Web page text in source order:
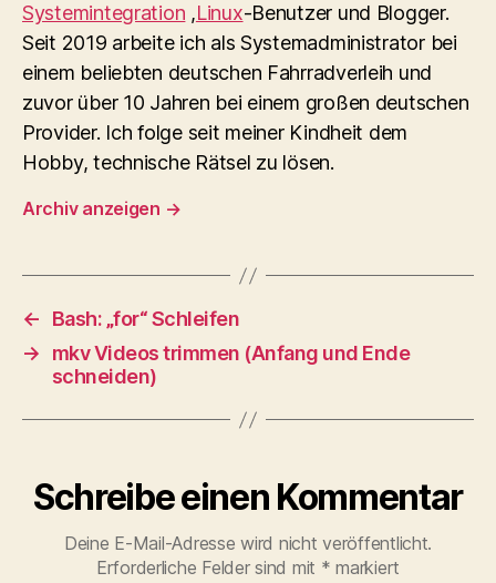
Systemintegration ,Linux-Benutzer und Blogger.
Seit 2019 arbeite ich als Systemadministrator bei
einem beliebten deutschen Fahrradverleih und
zuvor über 10 Jahren bei einem großen deutschen
Provider. Ich folge seit meiner Kindheit dem
Hobby, technische Rätsel zu lösen.
Archiv anzeigen →
←
Bash: „for“ Schleifen
→
mkv Videos trimmen (Anfang und Ende
schneiden)
Schreibe einen Kommentar
Deine E-Mail-Adresse wird nicht veröffentlicht.
Erforderliche Felder sind mit * markiert